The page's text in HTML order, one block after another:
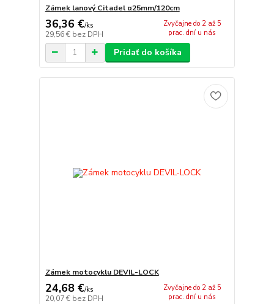
Zámek lanový Citadel ¤25mm/120cm
36,36 €/ks
29,56 € bez DPH
Zvyčajne do 2 až 5
prac. dní u nás
Pridať do košíka
Zámek motocyklu DEVIL-LOCK
24,68 €/ks
20,07 € bez DPH
Zvyčajne do 2 až 5
prac. dní u nás